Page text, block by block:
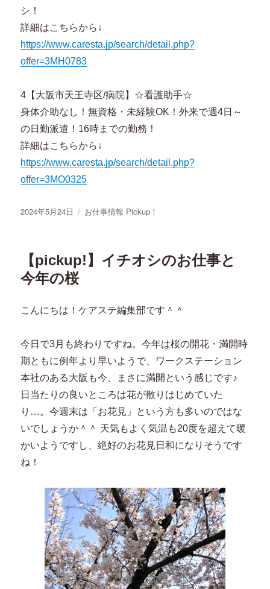
シ！
詳細はこちらから↓
https://www.caresta.jp/search/detail.php?
offer=3MH0783
4【大阪市天王寺区/病院】☆看護助手☆
身体介助なし！無資格・未経験OK！外来で週4日～
の日勤派遣！16時までの勤務！
詳細はこちらから↓
https://www.caresta.jp/search/detail.php?
offer=3MO0325
投
2024年5月24日
カ
ー
お仕事情報 Pickup！
【pickup!】イチオシのお仕事と
今年の桜
こんにちは！ケアステ編集部です＾＾
今日で3月も終わりですね。今年は桜の開花・満開時
期ともに例年より早いようで、ワークステーション
本社のある大阪も今、まさに満開という感じです♪
日当たりの良いところは花が散りはじめていた
り…。今週末は「お花見」という方も多いのではな
いでしょうか＾＾ 天気もよく気温も20度を超えて暖
かいようですし、絶好のお花見日和になりそうです
ね！